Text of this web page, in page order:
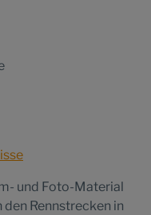
und Foto-Material
Rennstrecken in